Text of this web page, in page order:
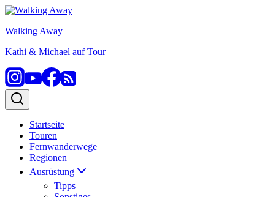
Zum
springen
Walking Away
Kathi & Michael auf Tour
Startseite
Touren
Fernwanderwege
Regionen
Ausrüstung
Tipps